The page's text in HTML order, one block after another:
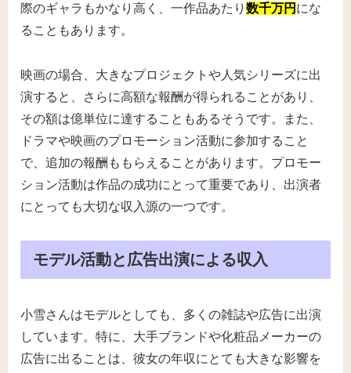
際のギャラもかなり高く、一作品あたり 数千万円 にな
ることもあります。
映画の場合、大きなプロジェクトや人気シリーズに出
演すると、さらに高額な報酬が得られることがあり、
その額は億単位に達することもあるそうです。また、
ドラマや映画のプロモーション活動に参加すること
で、追加の報酬ももらえることがあります。プロモー
ション活動は作品の成功にとって重要であり、出演者
にとっても大切な収入源の一つです。
モデル活動と広告出演による収入
小雪さんはモデルとしても、多くの雑誌や広告に出演
しています。特に、大手ブランドや化粧品メーカーの
広告に出ることは、彼女の年収にとても大きな影響を